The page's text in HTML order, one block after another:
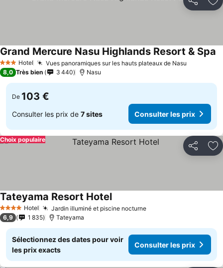
Partager
3 ÉtoilesHotel Vues panoramiques sur les hauts plateaux de Nasu
Grand Mercure Nasu Highlands Resort & Spa
8,0 Très bien 3 440 Nasu
De 103 €
Consulter les prix de 7 sites Consulter les prix
Partager
Choix populaire
4 Étoiles Hotel Jardin illuminé et piscine nocturneConsulter les prix
Tateyama Resort HotelConsulter les prix
6,9 1 835 Tateyama
Sélectionnez des dates pour voir
les prix exacts
Consulter les prix